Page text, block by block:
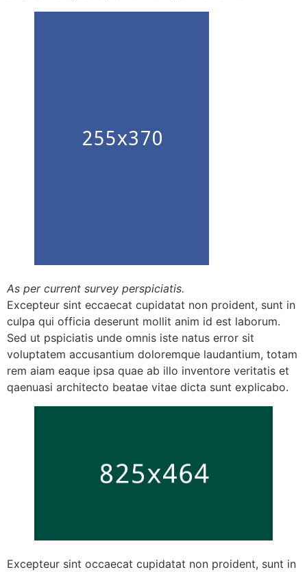
As per current survey perspiciatis.
Excepteur sint eccaecat cupidatat non proident, sunt in
culpa qui officia deserunt mollit anim id est laborum.
Sed ut pspiciatis unde omnis iste natus error sit
voluptatem accusantium doloremque laudantium, totam
rem aiam eaque ipsa quae ab illo inventore veritatis et
qaenuasi architecto beatae vitae dicta sunt explicabo.
Excepteur sint occaecat cupidatat non proident, sunt in